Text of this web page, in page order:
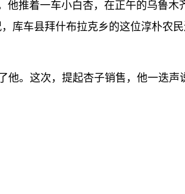
推着一车小白杏，在正午的乌鲁木
库车县拜什布拉克乡的这位淳朴农
。这次，提起杏子销售，他一迭声